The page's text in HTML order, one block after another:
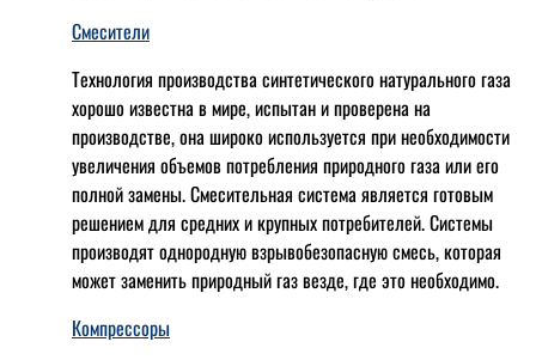
Смесители
Технология производства синтетического натурального газа
хорошо известна в мире, испытан и проверена на
производстве, она широко используется при необходимости
увеличения объемов потребления природного газа или его
полной замены. Смесительная система является готовым
решением для средних и крупных потребителей. Системы
производят однородную взрывобезопасную смесь, которая
может заменить природный газ везде, где это необходимо.
Компрессоры